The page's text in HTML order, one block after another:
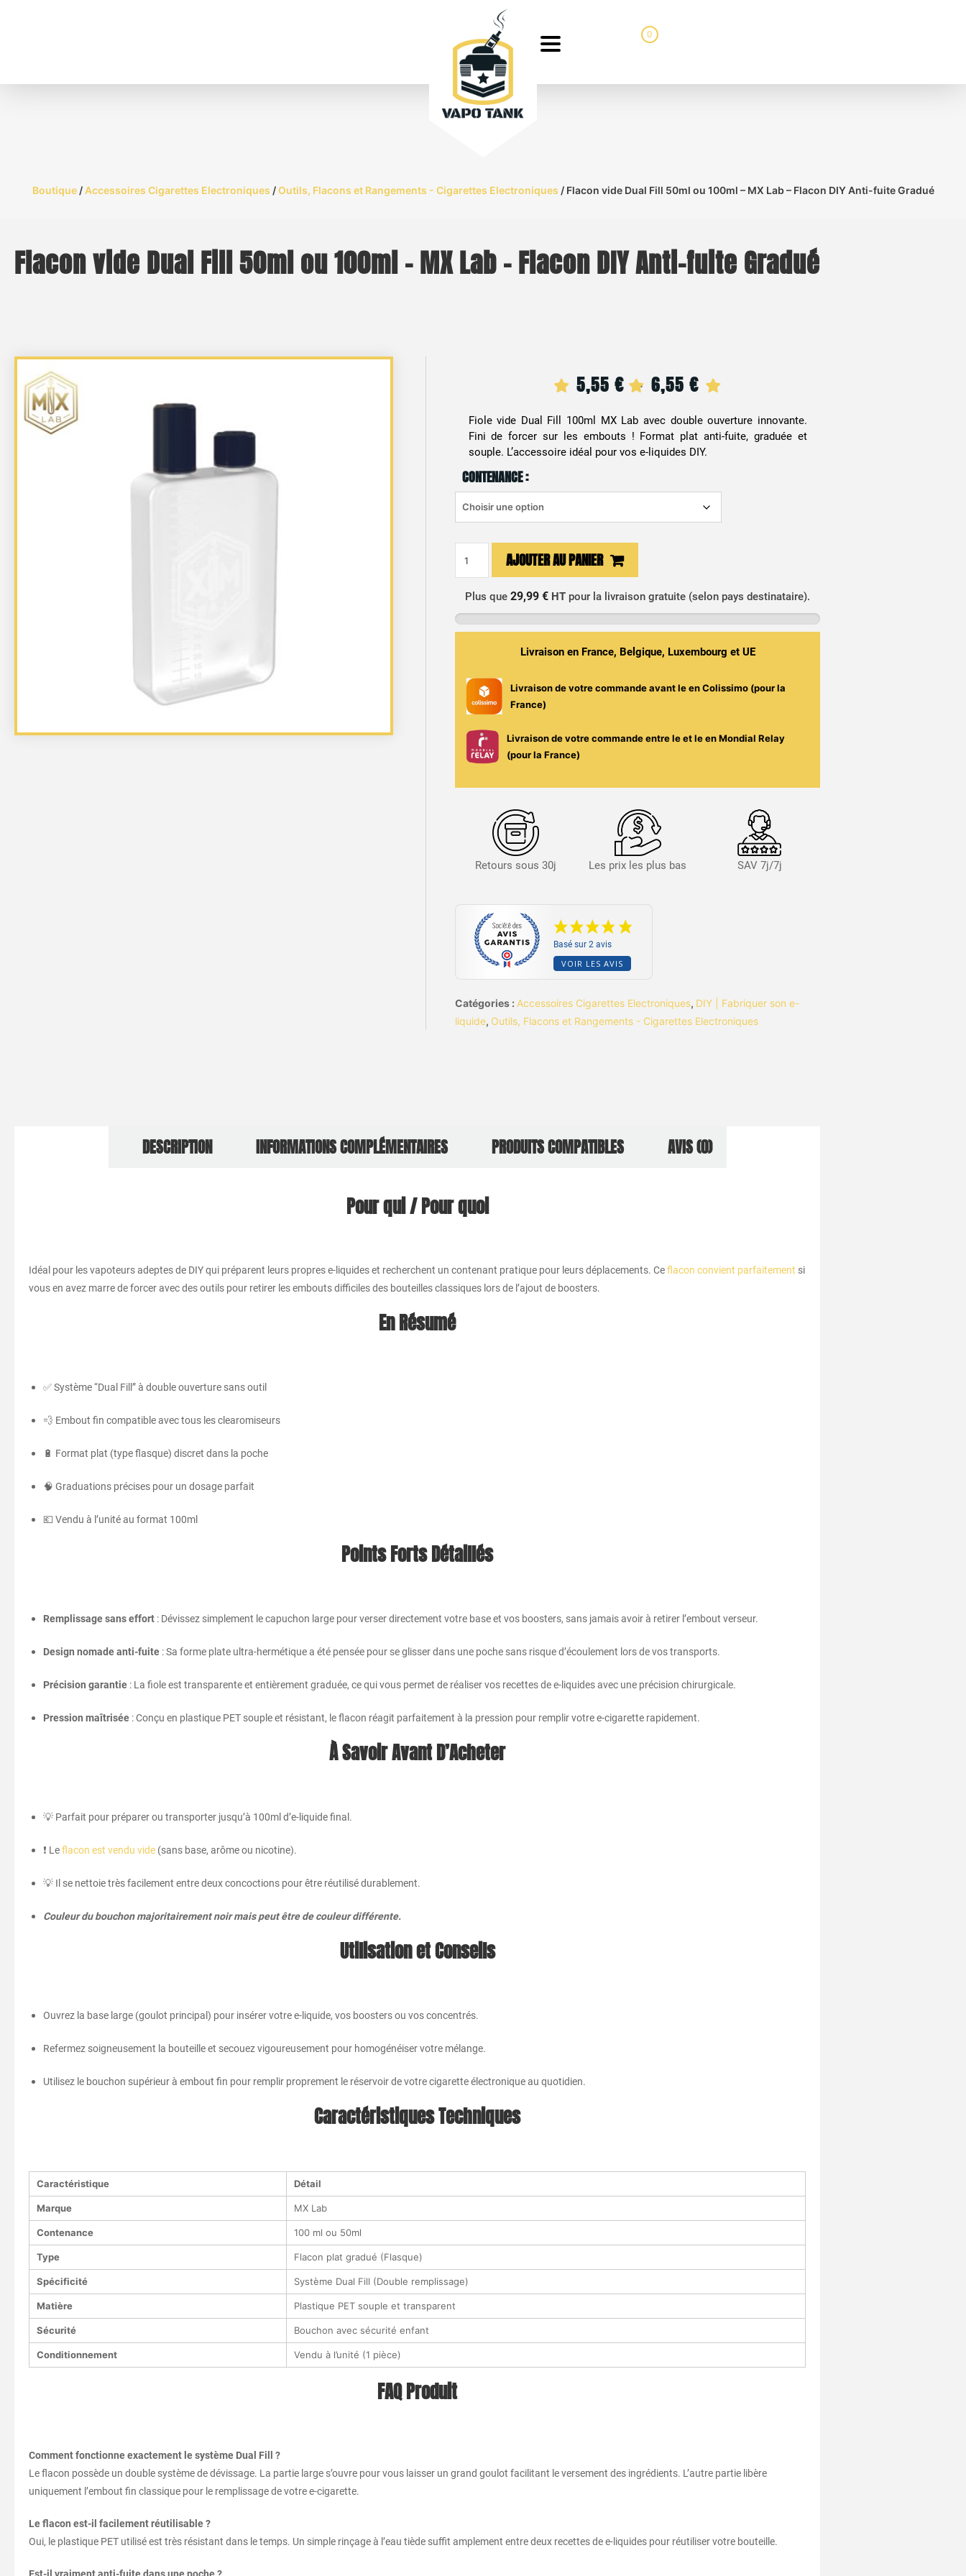
0
Boutique/ Accessoires Cigarettes Electroniques /Outils, Flacons et Rangements - Cigarettes Electroniques / Flacon vide Dual Fill 50ml ou 100ml – MX Lab – Flacon DIY Anti-fuite Gradué
Flacon vide Dual Fill 50ml ou 100ml – MX Lab – Flacon DIY Anti-fuite Gradué
5,55 € – 6,55 €Plage
prix :
6,55 €
Fiole vide Dual Fill 100ml MX Lab avec double ouverture innovante.
Fini de forcer sur les embouts ! Format plat anti-fuite, graduée et
souple. L’accessoire idéal pour vos e-liquides DIY.
CONTENANCE :
vide
Dual
Fill
100ml
MX
Lab
Flacon
AJOUTER AU PANIER
Plus que29,99 € HT pour la livraison gratuite (selon pays destinataire).
Livraison en France, Belgique, Luxembourg et UE
Livraison de votre commande avant leen Colissimo (pour la
France)
Livraison de votre commande entre leet leen Mondial Relay
(pour la France)
Retours sous 30j Les prix les plus bas SAV 7j/7j
Basé sur 2 avis
VOIR LES AVIS
Catégories : Accessoires Cigarettes Electroniques, DIY | Fabriquer son e-
liquide, Outils, Flacons et Rangements - Cigarettes Electroniques
DESCRIPTION INFORMATIONS COMPLÉMENTAIRES PRODUITS COMPATIBLES AVIS (0)
Pour qui / Pour quoi
Idéal pour les vapoteurs adeptes de DIY qui préparent leurs propres e-liquides et recherchent un contenant pratique pour leurs déplacements. Ceflacon convient parfaitement si
vous en avez marre de forcer avec des outils pour retirer les embouts difficiles des bouteilles classiques lors de l’ajout de boosters.
En Résumé
✅ Système “Dual Fill” à double ouverture sans outil
💨 Embout fin compatible avec tous les clearomiseurs
🔋 Format plat (type flasque) discret dans la poche
🧠 Graduations précises pour un dosage parfait
💶 Vendu à l’unité au format 100ml
Points Forts Détaillés
Remplissage sans effort : Dévissez simplement le capuchon large pour verser directement votre base et vos boosters, sans jamais avoir à retirer l’embout verseur.
Design nomade anti-fuite : Sa forme plate ultra-hermétique a été pensée pour se glisser dans une poche sans risque d’écoulement lors de vos transports.
Précision garantie : La fiole est transparente et entièrement graduée, ce qui vous permet de réaliser vos recettes de e-liquides avec une précision chirurgicale.
Pression maîtrisée : Conçu en plastique PET souple et résistant, le flacon réagit parfaitement à la pression pour remplir votre e-cigarette rapidement.
À Savoir Avant D’Acheter
💡 Parfait pour préparer ou transporter jusqu’à 100ml d’e-liquide final.
❗ Leflacon est vendu vide (sans base, arôme ou nicotine).
💡 Il se nettoie très facilement entre deux concoctions pour être réutilisé durablement.
Couleur du bouchon majoritairement noir mais peut être de couleur différente.​
Utilisation et Conseils
Ouvrez la base large (goulot principal) pour insérer votre e-liquide, vos boosters ou vos concentrés.
Refermez soigneusement la bouteille et secouez vigoureusement pour homogénéiser votre mélange.
Utilisez le bouchon supérieur à embout fin pour remplir proprement le réservoir de votre cigarette électronique au quotidien.
Caractéristiques Techniques
Caractéristique Détail
Marque MX Lab
Contenance 100 ml ou 50ml
Type Flacon plat gradué (Flasque)
Spécificité Système Dual Fill (Double remplissage)
Matière Plastique PET souple et transparent
Sécurité Bouchon avec sécurité enfant
Conditionnement Vendu à l’unité (1 pièce)
FAQ Produit
Comment fonctionne exactement le système Dual Fill ?
Le flacon possède un double système de dévissage. La partie large s’ouvre pour vous laisser un grand goulot facilitant le versement des ingrédients. L’autre partie libère
uniquement l’embout fin classique pour le remplissage de votre e-cigarette.
Le flacon est-il facilement réutilisable ?
Oui, le plastique PET utilisé est très résistant dans le temps. Un simple rinçage à l’eau tiède suffit amplement entre deux recettes de e-liquides pour réutiliser votre bouteille.